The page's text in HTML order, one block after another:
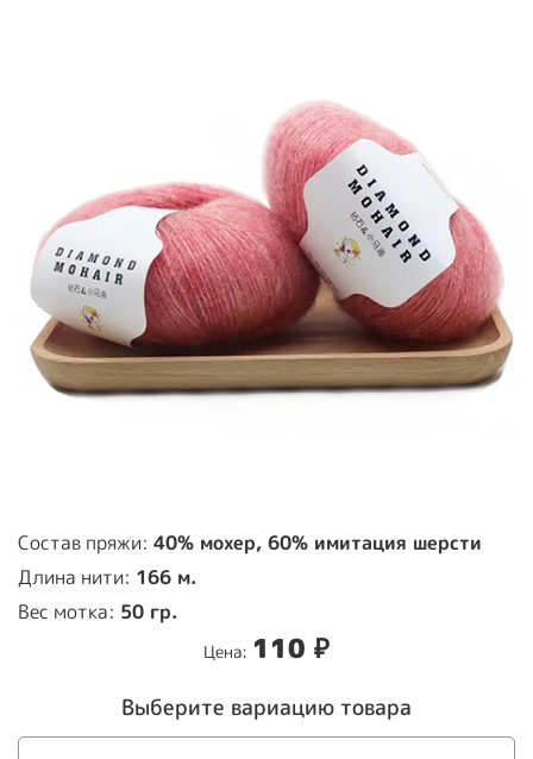
Состав пряжи: 40% мохер, 60% имитация шерсти
Длина нити: 166 м.
Вес мотка: 50 гр.
Цена: 110 ₽
Выберите вариацию товара